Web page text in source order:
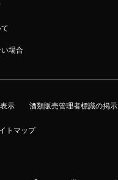
場合
示 酒類販売管理者標識の掲示
トマップ